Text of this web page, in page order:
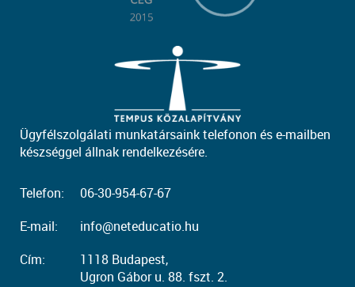
Ügyfélszolgálati munkatársaink telefonon és e-mailben
készséggel állnak rendelkezésére.
Telefon:
06-30-954-67-67
E-mail:
info@neteducatio.hu
Cím:
1118 Budapest,
Ugron Gábor u. 88. fszt. 2.